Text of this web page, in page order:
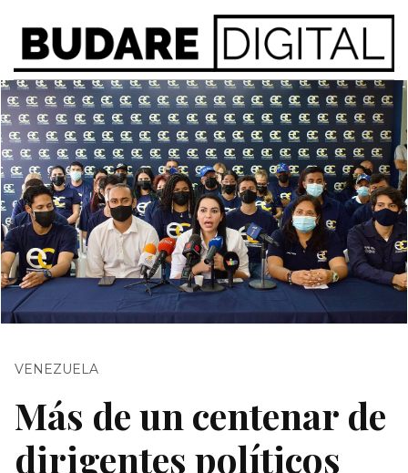
VENEZUELA
Más de un centenar de
dirigentes políticos